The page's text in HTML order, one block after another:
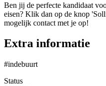
Ben jij de perfecte kandidaat
eisen? Klik dan op de knop
mogelijk contact met je op!
Extra informatie
#indebuurt
Status